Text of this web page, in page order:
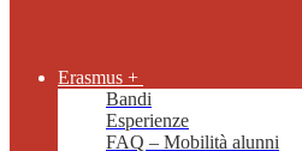
Erasmus +
Bandi
Esperienze
FAQ – Mobilità alunni